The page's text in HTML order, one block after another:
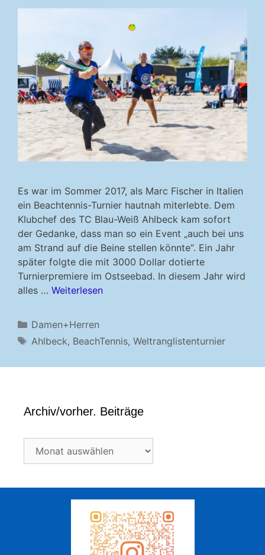
Es war im Sommer 2017, als Marc Fischer in Italien
ein Beachtennis-Turnier hautnah miterlebte. Dem
Klubchef des TC Blau-Weiß Ahlbeck kam sofort
der Gedanke, dass man so ein Event „auch bei uns
am Strand auf die Beine stellen könnte“. Ein Jahr
später folgte die mit 3000 Dollar dotierte
Turnierpremiere im Ostseebad. In diesem Jahr wird
alles … Weiterlesen
Kategorien
Damen+Herren
Schlagwörter
Ahlbeck, BeachTennis, Weltranglistenturnier
Archiv/vorher. Beiträge
Beiträge